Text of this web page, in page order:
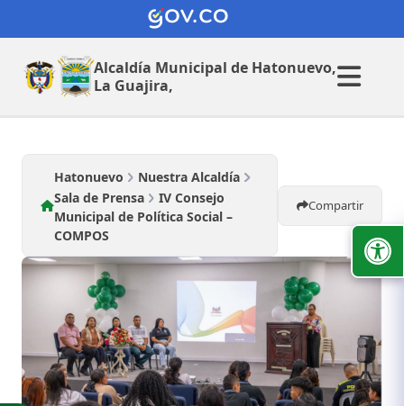
Alcaldía Municipal de Hatonuevo,
La Guajira,
Hatonuevo
Nuestra Alcaldía
Sala de Prensa
IV Consejo
Municipal de Política Social –
COMPOS
Compartir